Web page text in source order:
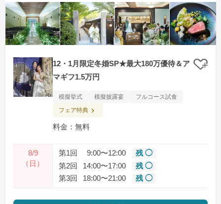
12・1月限定冬婚SP★最大180万優待＆ア
マギフ1.5万円
クリ
模擬挙式 模擬披露宴
フルコース試食
フェア特典
料金：無料
8/9
（日）
第1回 9:00〜12:00
残 ◯
第2回
14:00〜17:00
残 ◯
第3回
18:00〜21:00 残 ◯